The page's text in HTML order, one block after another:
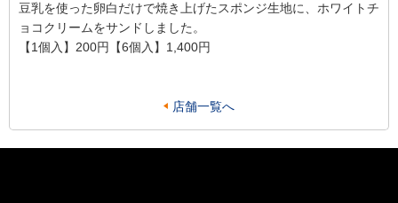
豆乳を使った卵白だけで焼き上げたスポンジ生地に、ホワイトチ
ョコクリームをサンドしました。
【1個入】200円【6個入】1,400円
店舗一覧へ